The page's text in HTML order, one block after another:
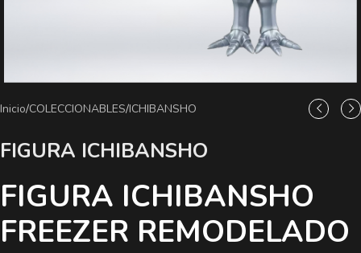
Inicio/COLECCIONABLES/ICHIBANSHO
FIGURA ICHIBANSHO
FIGURA ICHIBANSHO
FREEZER REMODELADO